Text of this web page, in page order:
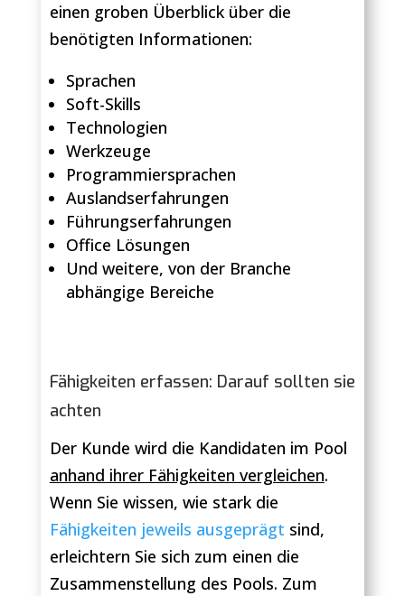
einen groben Überblick über die
benötigten Informationen:
Sprachen
Soft-Skills
Technologien
Werkzeuge
Programmiersprachen
Auslandserfahrungen
Führungserfahrungen
Office Lösungen
Und weitere, von der Branche
abhängige Bereiche
Fähigkeiten erfassen: Darauf sollten sie
achten
Der Kunde wird die Kandidaten im Pool
anhand ihrer Fähigkeiten vergleichen.
Wenn Sie wissen, wie stark die
Fähigkeiten jeweils ausgeprägt sind,
erleichtern Sie sich zum einen die
Zusammenstellung des Pools. Zum